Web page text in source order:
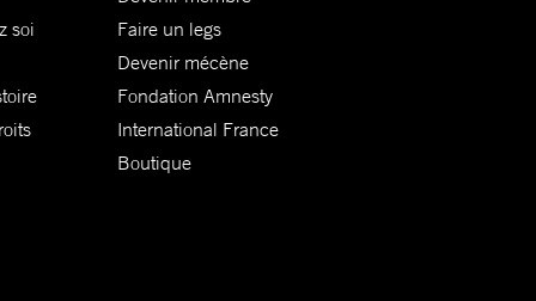
soi
Faire un legs
Devenir mécène
Fondation Amnesty
International France
Boutique